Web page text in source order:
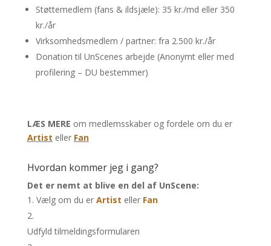
Støttemedlem (fans & ildsjæle): 35 kr./md eller 350
kr./år
Virksomhedsmedlem / partner: fra 2.500 kr./år
Donation til UnScenes arbejde (Anonymt eller med
profilering – DU bestemmer)
LÆS MERE om medlemsskaber og fordele om du er
Artist eller Fan
Hvordan kommer jeg i gang?
Det er nemt at blive en del af UnScene:
Vælg om du er Artist eller Fan
Udfyld tilmeldingsformularen